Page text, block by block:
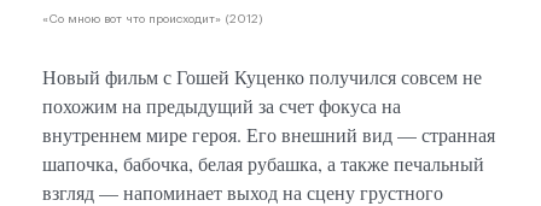
«Со мною вот что происходит» (2012)
Новый фильм с Гошей Куценко получился совсем не
похожим на предыдущий за счет фокуса на
внутреннем мире героя. Его внешний вид — странная
шапочка, бабочка, белая рубашка, а также печальный
взгляд — напоминает выход на сцену грустного